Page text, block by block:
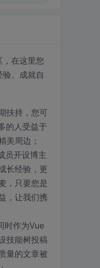
，在这里您
、成就自
扶持，您可
的人受益于
美周边；
员开设博主
长经验，更
，只要您是
，让我们携
时作为Vue
技能树投稿
量的文章被